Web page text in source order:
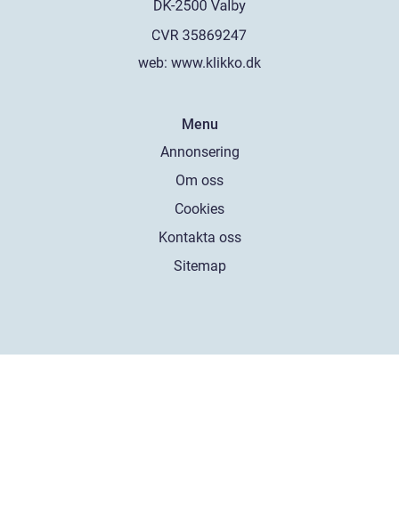
web: www.klikko.dk
Menu
Annonsering
Om oss
Cookies
Kontakta oss
Sitemap